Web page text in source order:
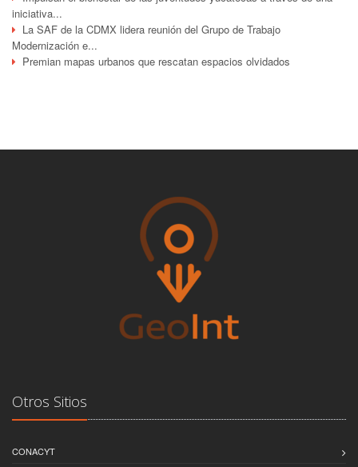
iniciativa...
La SAF de la CDMX lidera reunión del Grupo de Trabajo
Modernización e...
Premian mapas urbanos que rescatan espacios olvidados
Otros Sitios
CONACYT